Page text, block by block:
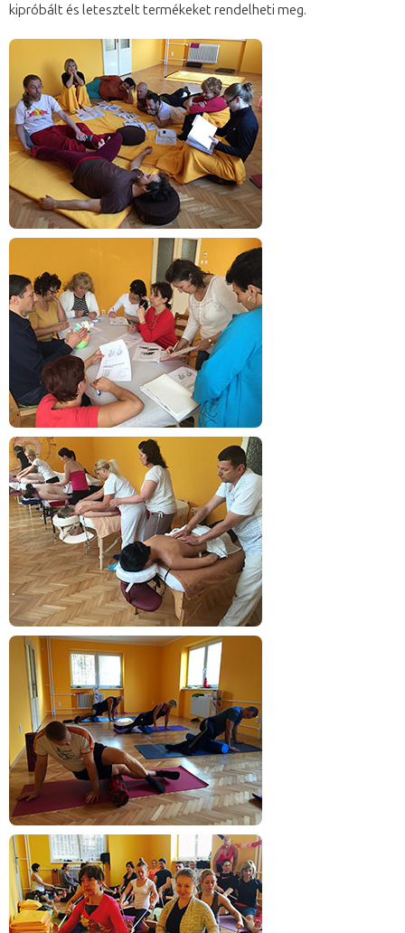
kipróbált és letesztelt termékeket rendelheti meg.